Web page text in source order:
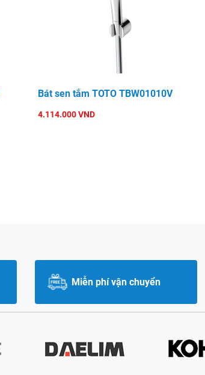
Bát sen tắm TOTO TBW01010V
4.114.000 VND
Miễn phí vận chuyển